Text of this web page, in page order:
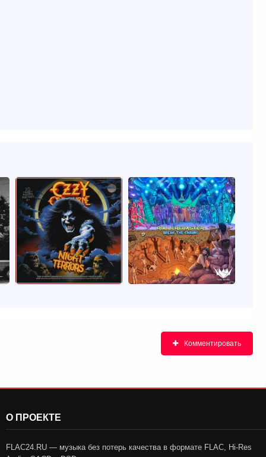
Комментировать
О ПРОЕКТЕ
FLAC24.RU — музыка без потерь качества в формате FLAC, Hi-Res